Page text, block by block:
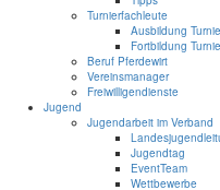
Turnierfachleute
Ausbildung
Fortbildung
Beruf Pferdewirt
Vereinsmanager
Freiwilligendienste
Jugend
Jugendarbeit im Verband
Jugendtag
EventTeam
Wettbewerbe